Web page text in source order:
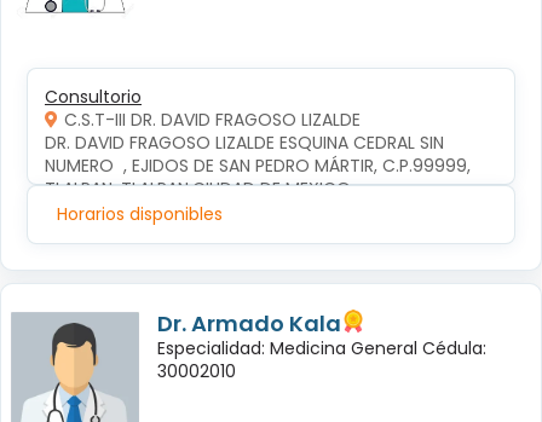
Consultorio
C.S.T-III DR. DAVID FRAGOSO LIZALDE
DR. DAVID FRAGOSO LIZALDE ESQUINA CEDRAL SIN
NUMERO  , EJIDOS DE SAN PEDRO MÁRTIR, C.P.99999,
TLALPAN, TLALPAN,CIUDAD DE MEXICO
Horarios disponibles
Dr. Armado Kala
Especialidad: Medicina General Cédula:
30002010